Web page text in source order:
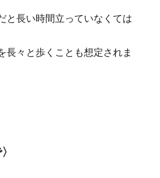
と長い時間立っていなくては
長々と歩くことも想定されま